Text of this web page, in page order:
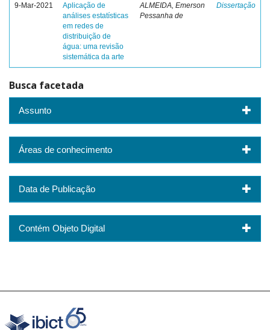
9-Mar-2021
Aplicação de
análises estatísticas
em redes de
distribuição de
água: uma revisão
sistemática da arte
ALMEIDA, Emerson
Pessanha de
Dissertação
Busca facetada
Assunto
Áreas de conhecimento
Data de Publicação
Contém Objeto Digital